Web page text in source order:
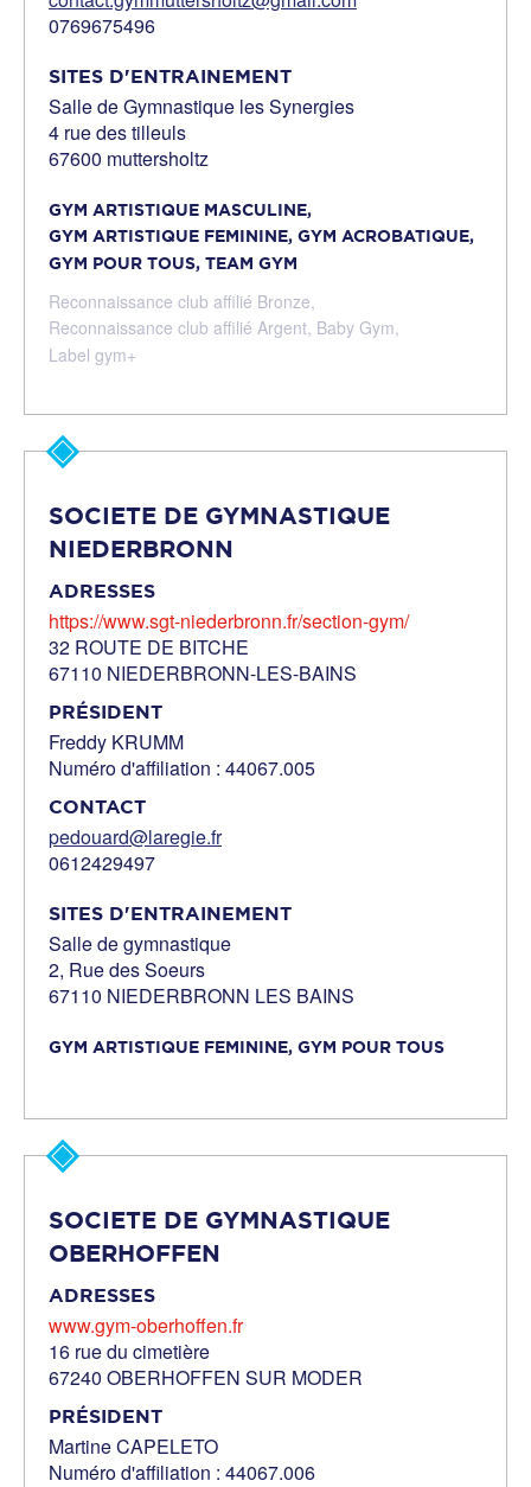
0769675496
SITES D'ENTRAINEMENT
Salle de Gymnastique les Synergies
4 rue des tilleuls
67600 muttersholtz
GYM ARTISTIQUE MASCULINE,
GYM ARTISTIQUE FEMININE, GYM ACROBATIQUE,
GYM POUR TOUS, TEAM GYM
Reconnaissance club affilié Bronze,
Reconnaissance club affilié Argent, Baby Gym,
Label gym+
SOCIETE DE GYMNASTIQUE
NIEDERBRONN
ADRESSES
https://www.sgt-niederbronn.fr/section-gym/
32 ROUTE DE BITCHE
67110 NIEDERBRONN-LES-BAINS
PRÉSIDENT
Freddy KRUMM
Numéro d'affiliation : 44067.005
CONTACT
pedouard@laregie.fr
0612429497
SITES D'ENTRAINEMENT
Salle de gymnastique
2, Rue des Soeurs
67110 NIEDERBRONN LES BAINS
GYM ARTISTIQUE FEMININE, GYM POUR TOUS
SOCIETE DE GYMNASTIQUE
OBERHOFFEN
ADRESSES
www.gym-oberhoffen.fr
16 rue du cimetière
67240 OBERHOFFEN SUR MODER
PRÉSIDENT
Martine CAPELETO
Numéro d'affiliation : 44067.006